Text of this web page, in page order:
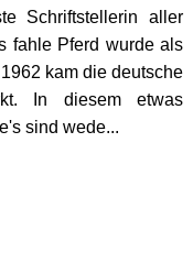
Schriftstellerin aller
fahle Pferd wurde als
kam die deutsche
In diesem etwas
sind wede...